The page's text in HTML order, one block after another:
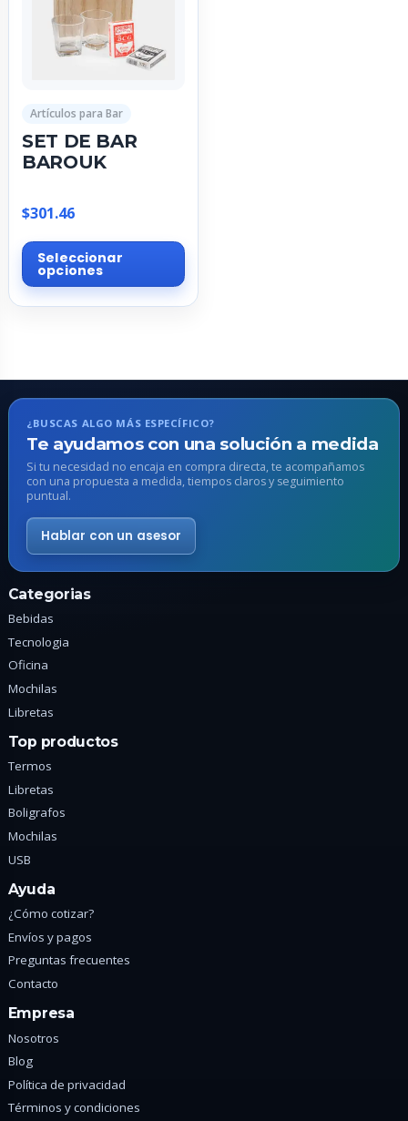
Artículos para Bar
SET DE BAR
BAROUK
$301.46
Seleccionar
opciones
Este
múltiples
opciones
se
pueden
elegir
en
la
de
producto
¿BUSCAS ALGO MÁS ESPECÍFICO?
Te ayudamos con una solución a medida
Si tu necesidad no encaja en compra directa, te acompañamos
con una propuesta a medida, tiempos claros y seguimiento
puntual.
Hablar con un asesor
Categorias
Bebidas
Tecnologia
Oficina
Mochilas
Libretas
Top productos
Termos
Libretas
Boligrafos
Mochilas
USB
Ayuda
¿Cómo cotizar?
Envíos y pagos
Preguntas frecuentes
Contacto
Empresa
Nosotros
Blog
Política de privacidad
Términos y condiciones